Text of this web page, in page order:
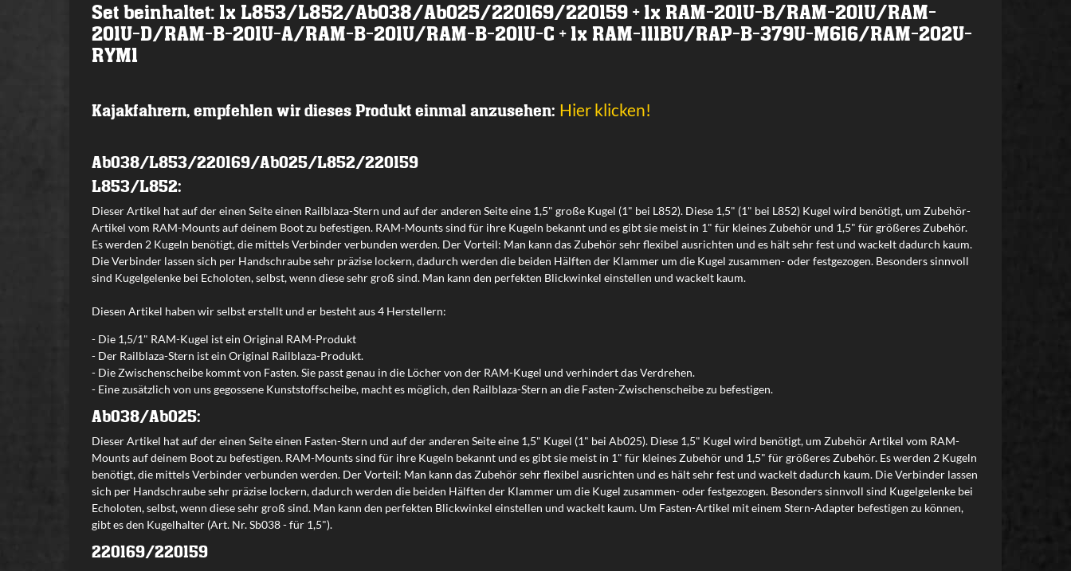
Set beinhaltet: 1x L853/L852/Ab038/Ab025/220169/220159 + 1x RAM-201U-B/RAM-201U/RAM-
201U-D/RAM-B-201U-A/RAM-B-201U/RAM-B-201U-C + 1x RAM-111BU/RAP-B-379U-M616/RAM-202U-
RYM1
Kajakfahrern, empfehlen wir dieses Produkt einmal anzusehen: Hier klicken!
Ab038/L853/220169/Ab025/L852/220159
L853/L852:
Dieser Artikel hat auf der einen Seite einen Railblaza-Stern und auf der anderen Seite eine 1,5" große Kugel (1" bei L852). Diese 1,5" (1" bei L852) Kugel wird benötigt, um Zubehör-
Artikel vom RAM-Mounts auf deinem Boot zu befestigen. RAM-Mounts sind für ihre Kugeln bekannt und es gibt sie meist in 1" für kleines Zubehör und 1,5" für größeres Zubehör.
Es werden 2 Kugeln benötigt, die mittels Verbinder verbunden werden. Der Vorteil: Man kann das Zubehör sehr flexibel ausrichten und es hält sehr fest und wackelt dadurch kaum.
Die Verbinder lassen sich per Handschraube sehr präzise lockern, dadurch werden die beiden Hälften der Klammer um die Kugel zusammen- oder festgezogen. Besonders sinnvoll
sind Kugelgelenke bei Echoloten, selbst, wenn diese sehr groß sind. Man kann den perfekten Blickwinkel einstellen und wackelt kaum.
Diesen Artikel haben wir selbst erstellt und er besteht aus 4 Herstellern:
- Die 1,5/1" RAM-Kugel ist ein Original RAM-Produkt
- Der Railblaza-Stern ist ein Original Railblaza-Produkt.
- Die Zwischenscheibe kommt von Fasten. Sie passt genau in die Löcher von der RAM-Kugel und verhindert das Verdrehen.
- Eine zusätzlich von uns gegossene Kunststoffscheibe, macht es möglich, den Railblaza-Stern an die Fasten-Zwischenscheibe zu befestigen.
Ab038/Ab025:
Dieser Artikel hat auf der einen Seite einen Fasten-Stern und auf der anderen Seite eine 1,5" Kugel (1" bei Ab025). Diese 1,5" Kugel wird benötigt, um Zubehör Artikel vom RAM-
Mounts auf deinem Boot zu befestigen. RAM-Mounts sind für ihre Kugeln bekannt und es gibt sie meist in 1" für kleines Zubehör und 1,5" für größeres Zubehör. Es werden 2 Kugeln
benötigt, die mittels Verbinder verbunden werden. Der Vorteil: Man kann das Zubehör sehr flexibel ausrichten und es hält sehr fest und wackelt dadurch kaum. Die Verbinder lassen
sich per Handschraube sehr präzise lockern, dadurch werden die beiden Hälften der Klammer um die Kugel zusammen- oder festgezogen. Besonders sinnvoll sind Kugelgelenke bei
Echoloten, selbst, wenn diese sehr groß sind. Man kann den perfekten Blickwinkel einstellen und wackelt kaum. Um Fasten-Artikel mit einem Stern-Adapter befestigen zu können,
gibt es den Kugelhalter (Art. Nr. Sb038 - für 1,5").
220169/220159